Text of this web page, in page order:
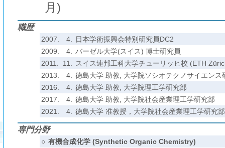
月)
職歴
2007. 4.
日本学術振興会特別研究員DC2
2009.
4.
バーゼル大学(スイス) 博士研究員
2011.
11.
スイス連邦工科大学チューリッヒ校 (ETH
2013.
4.
徳島大学 助教, 大学院ソシオテクノサイエンス
2016.
4.
徳島大学 助教, 大学院理工学研究部
2017.
4.
徳島大学 助教, 大学院社会産業理工学研究部
2021.
4. 徳島大学 准教授，大学院社会産業理工学研究部
専門分野
○ 有機合成化学 (Synthetic Organic Chemistry)